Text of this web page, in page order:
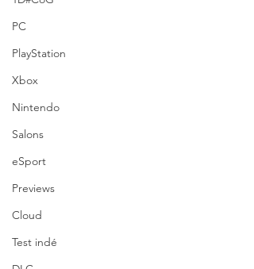
PC
PlayStation
Xbox
Nintendo
Salons
eSport
Previews
Cloud
Test indé